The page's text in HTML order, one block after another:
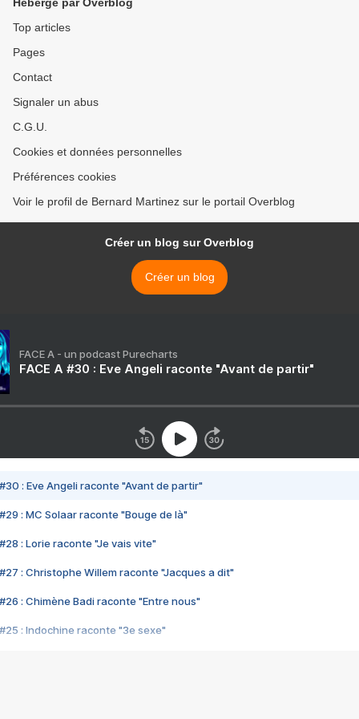
Top articles
Pages
Contact
Signaler un abus
C.G.U.
Cookies et données personnelles
Préférences cookies
Voir le profil de Bernard Martinez sur le portail Overblog
Créer un blog sur Overblog
Créer un blog
FACE A - un podcast Purecharts
FACE A #30 : Eve Angeli raconte "Avant de partir"
#30 : Eve Angeli raconte "Avant de partir"
#29 : MC Solaar raconte "Bouge de là"
#28 : Lorie raconte "Je vais vite"
#27 : Christophe Willem raconte "Jacques a dit"
#26 : Chimène Badi raconte "Entre nous"
#25 : Indochine raconte "3e sexe"